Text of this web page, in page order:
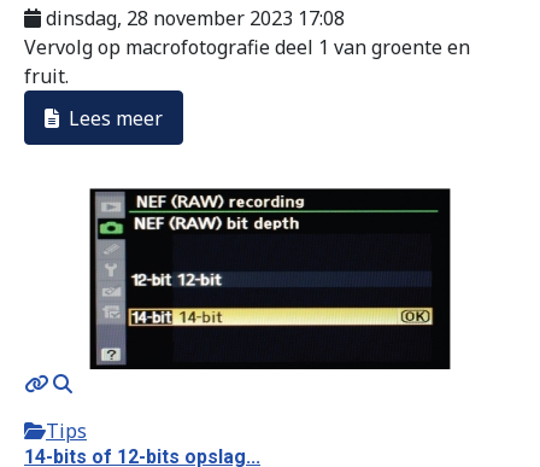
dinsdag, 28 november 2023 17:08
Vervolg op macrofotografie deel 1 van groente en
fruit.
Lees meer
Tips
14-bits of 12-bits opslag...